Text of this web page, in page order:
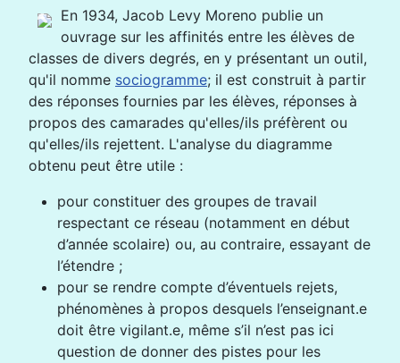
En 1934, Jacob Levy Moreno publie un
ouvrage sur les affinités entre les élèves de
classes de divers degrés, en y présentant un outil,
qu'il nomme sociogramme; il est construit à partir
des réponses fournies par les élèves, réponses à
propos des camarades qu'elles/ils préfèrent ou
qu'elles/ils rejettent. L'analyse du diagramme
obtenu peut être utile :
pour constituer des groupes de travail
respectant ce réseau (notamment en début
d’année scolaire) ou, au contraire, essayant de
l’étendre ;
pour se rendre compte d’éventuels rejets,
phénomènes à propos desquels l’enseignant.e
doit être vigilant.e, même s’il n’est pas ici
question de donner des pistes pour les